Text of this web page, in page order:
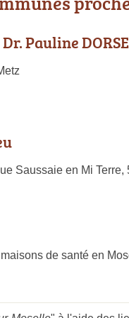
Pauline
Saussaie en Mi
de santé en